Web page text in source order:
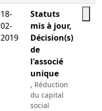
18-
02-
2019
Statuts
mis à jour,
Décision(s)
de
l'associé
unique
, Réduction
du capital
social